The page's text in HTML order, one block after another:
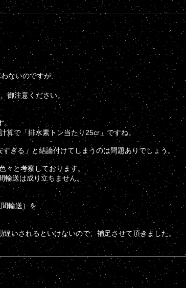
ないのですが、
御注意ください。
。
算で「排水素トン当たり25cr」ですね。
ぎる」と結論付けてしまうのは問題ありでしょう。
々と考察しております。
送は成り立ちません。
輸送）を
いされるといけないので、補足させて頂きました。